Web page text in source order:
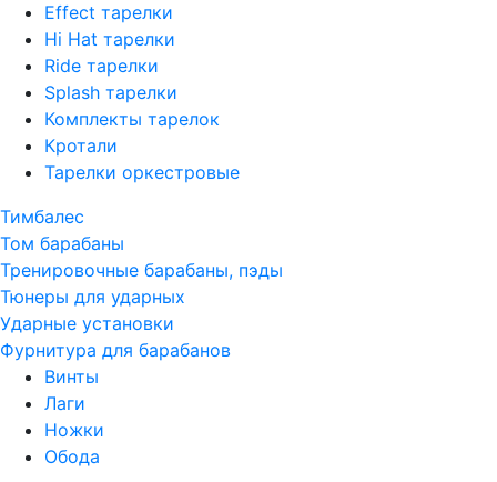
Effect тарелки
Hi Hat тарелки
Ride тарелки
Splash тарелки
Комплекты тарелок
Кротали
Тарелки оркестровые
Тимбалес
Том барабаны
Тренировочные барабаны, пэды
Тюнеры для ударных
Ударные установки
Фурнитура для барабанов
Винты
Лаги
Ножки
Обода